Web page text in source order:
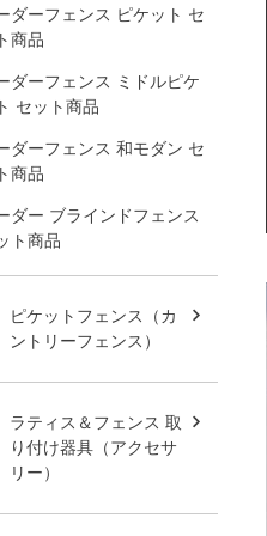
ダーフェンス ピケット セ
商品
ダーフェンス ミドルピケ
セット商品
ダーフェンス 和モダン セ
商品
ダー ブラインドフェンス
ト商品
ピケットフェンス（カ
ントリーフェンス）
ラティス＆フェンス 取
り付け器具（アクセサ
リー）